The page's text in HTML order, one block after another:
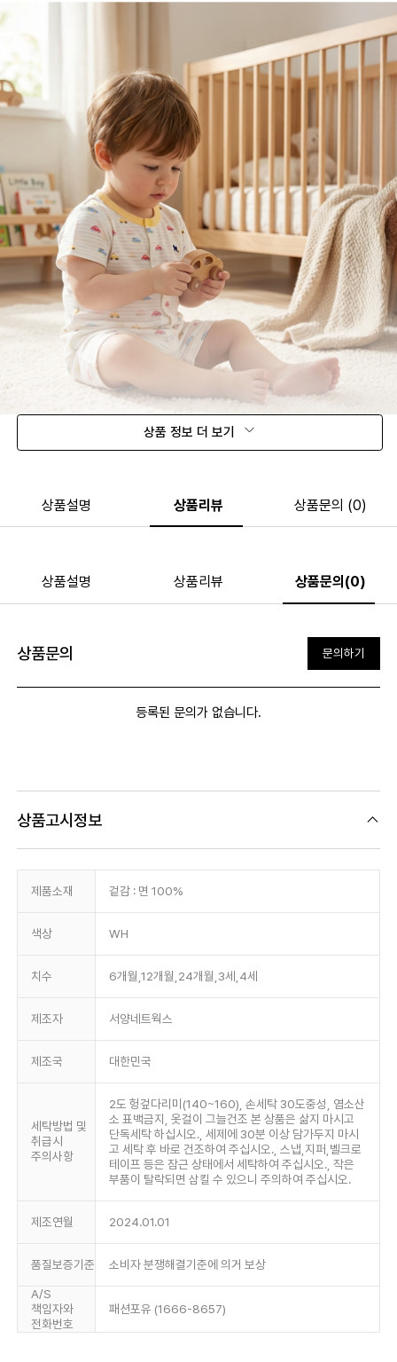
상품 정보 더 보기
상품설명 상품리뷰 상품문의 (0)
상품설명 상품리뷰 상품문의(0)
상품문의 문의하기
등록된 문의가 없습니다.
상품고시정보
제품소재 겉감 : 면 100%
색상 WH
치수 6개월,12개월,24개월,3세,4세
제조자 서양네트웍스
제조국 대한민국
세탁방법 및
취급시
주의사항
2도 헝겊다리미(140~160), 손세탁 30도중성, 염소산
소 표백금지, 옷걸이 그늘건조 본 상품은 삶지 마시고
단독세탁 하십시오., 세제에 30분 이상 담가두지 마시
고 세탁 후 바로 건조하여 주십시오., 스냅,지퍼,벨크로
테이프 등은 잠근 상태에서 세탁하여 주십시오., 작은
부품이 탈락되면 삼킬 수 있으니 주의하여 주십시오.
제조연월 2024.01.01
품질보증기준 소비자 분쟁해결기준에 의거 보상
A/S
책임자와
전화번호
패션포유 (1666-8657)